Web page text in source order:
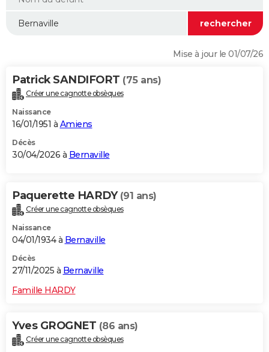
WEEK-END
Alimentation
Guide de la santé
Maladies
Médicaments
Sommeil
VOYAGE
Destinations
City break
Voyage nature
Voyage de noces
Forum
Climat
+PHOTO
GUIDES D'ACHAT
CARTE DE VOEUX
Carte de Noël
Carte Bonne année
Carte Saint-Valentin
Carte Pâques
Carte d'anniversaire
DICTIONNAIRE
Dictionnaire
Biographies
Citations
Expressions
Proverbes
PROGRAMME TV
COPAINS D'AVANT
S'inscrire
Se connecter
Lycées
Collèges
Primaires
Universités
Entreprises
Service militaire
Avis de recherche
AVIS DE DÉCÈS
Bricolage
Lifestyle
Culture
Sport
Auto
Television
Voyage
Cinema
Mise à jour le 01/07/26
Patrick SANDIFORT (75 ans)
Créer une cagnotte obsèques
Naissance
16/01/1951 à Amiens
Décès
30/04/2026 à Bernaville
Paquerette HARDY (91 ans)
Créer une cagnotte obsèques
Naissance
04/01/1934 à Bernaville
Décès
27/11/2025 à Bernaville
Famille HARDY
Yves GROGNET (86 ans)
Créer une cagnotte obsèques